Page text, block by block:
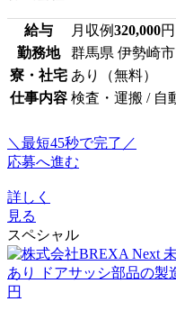
給与 月収例320,000円
勤務地
群馬県 伊勢崎市
寮・社宅 あり（無料）
仕事内容 検査・運搬 / 自
＼最短45秒で完了／
応募へ進む
詳しく
見る
スペシャル